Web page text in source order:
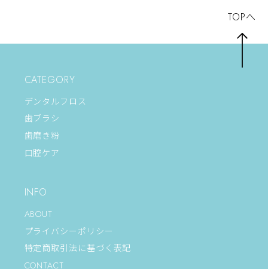
CATEGORY
デンタルフロス
歯ブラシ
歯磨き粉
口腔ケア
INFO
ABOUT
プライバシーポリシー
特定商取引法に基づく表記
CONTACT
TOPへ